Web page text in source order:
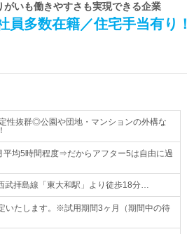
いも働きやすさも実現できる企業
多数在籍／住宅手当有り！
性抜群◎公園や団地・マンションの外構な
平均5時間程度⇒だからアフター5は自由に過
武拝島線「東大和駅」より徒歩18分…
いたします。※試用期間3ヶ月（期間中の待